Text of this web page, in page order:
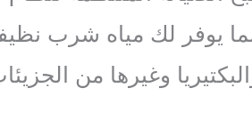
مما يوفر لك مياه شرب
وغيرها من